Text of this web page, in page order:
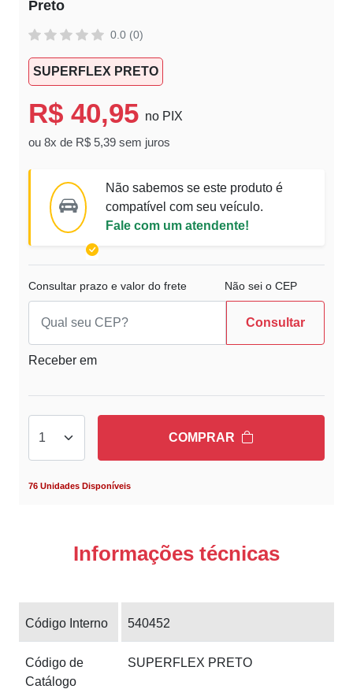
Preto
0.0 (0)
SUPERFLEX PRETO
R$ 40,95 no PIX
ou 8x de R$ 5,39 sem juros
Não sabemos se este produto é
compatível com seu veículo.
Fale com um atendente!
Consultar prazo e valor do frete Não sei o CEP
Consultar
Receber em
COMPRAR
76 Unidades Disponíveis
Informações técnicas
Código Interno 540452
Código de
Catálogo
SUPERFLEX PRETO